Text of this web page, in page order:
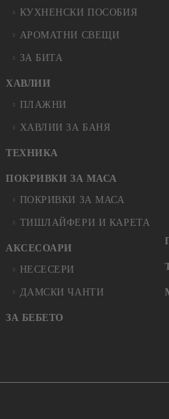
КУХНЕНСКИ ПОСОБИЯ
АРОМАТНИ СВЕЩИ
ЗА БИТА
ХАВЛИИ
ПЛАЖНИ
ХАВЛИИ ЗА БАНЯ
ТЕХНИКА
ПОКРИВКИ ЗА МАСА
ПОКРИВКИ ЗА МАСА
ТИШЛАЙФЕРИ И КАРЕТА
АКСЕСОАРИ
НЕСЕСЕРИ
ДАМСКИ ЧАНТИ
ЗА БЕБЕТО